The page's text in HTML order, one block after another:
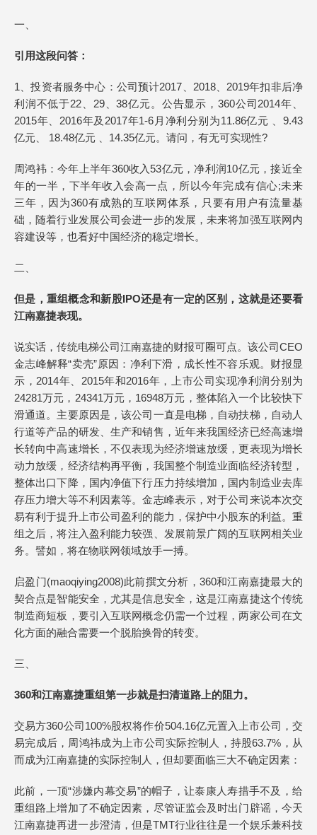
一、
引用这段问答：
1、投资者服务中心：公司预计2017、2018、2019年扣非后净
利润不低于22、29、38亿元。公告显示，360公司2014年、
2015年、2016年及2017年1-6月净利分别为11.86亿元 、9.43
亿元、 18.48亿元 、14.35亿元。请问，有无可实现性?
周鸿袆：今年上半年360收入53亿元，净利润10亿元，接近全
年的一半，下半年收入会高一点，所以今年完成有信心;未来
三年，因为360有成熟的互联网体系，只要有用户有流量基
础，随着行业发展公司会进一步的发展，未来将加强互联网内
容建设等，也看好中国经济的稳定增长。
二、
但是，重组概念和新股IPO还是有一定的区别，这就是还要看
江南嘉捷表现。
说实话，传统电梯公司江南嘉捷的财报可圈可点。该公司CEO
金志峰解释“卖壳”原因：净利下滑，成长性不容乐观。财报显
示，2014年、2015年和2016年，上市公司实现净利润分别为
24281万元，24341万元，16948万元，整体陷入一个比较快下
滑通道。主要原因是，该公司一直是电梯，自动扶梯，自动人
行道等产品的研发、生产和销售，近年来我国经济已经高速增
长转向中高速增长，不仅表现为经济增速放缓，更表现为增长
动力放缓，经济结构再平衡，我国整个制造业面临经济转型，
整体出口下降，国内净值下行压力持续增加，国内制造业去库
存压力增大等不利因素等。金志峰表示，对于公司来说本次交
易有利于提升上市公司盈利的能力，保护中小股东的利益。重
组之后，将注入盈利能力较强、发展前景广阔的互联网相关业
务。譬如，将在物联网领域放手一搏。
启盈门(maoqiying2008)此前撰文分析，360和江南嘉捷最大的
契合点是智能安全，尤其是信息安全，这是江南嘉捷这个传统
制造商短板，要引入互联网概念仍需一个过程，两家公司在文
化方面的融合需要一个脱胎换骨的转变。
三、
360和江南嘉捷重组第一步就是扫清道路上的阻力。
交易方360公司100%股权将作价504.16亿元置入上市公司，交
易完成后，周鸿祎成为上市公司实际控制人，持股63.7%，从
而成为江南嘉捷的实际控制人，但却要面临三大不确定因素：
此前，一顶“涉嫌内幕交易”的帽子，让泰康人寿措手不及，给
重组路上增加了不确定因素，尽管证监会及时出门辟谣，今天
江南嘉捷再进一步澄清，但是TMT行业往往是一个娱乐兼科技